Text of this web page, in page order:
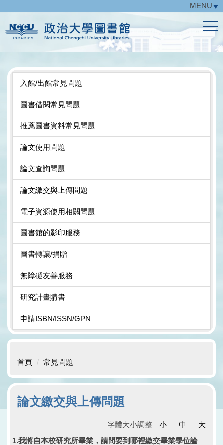
主
要
區
MENU
入館/出館常見問題
圖書借閱常見問題
推薦圖書資料常見問題
論文使用問題
論文查詢問題
論文繳交與上傳問題
電子資源使用相關問題
圖書館的影印服務
圖書轉讓/捐贈
無障礙友善服務
研究計畫購書
申請ISBN/ISSN/GPN
首頁 常見問題
論文繳交與上傳問題
字體大小調整 小 中
大
1.我將自本校研究所畢業，請問要到哪裡繳交畢業學位論